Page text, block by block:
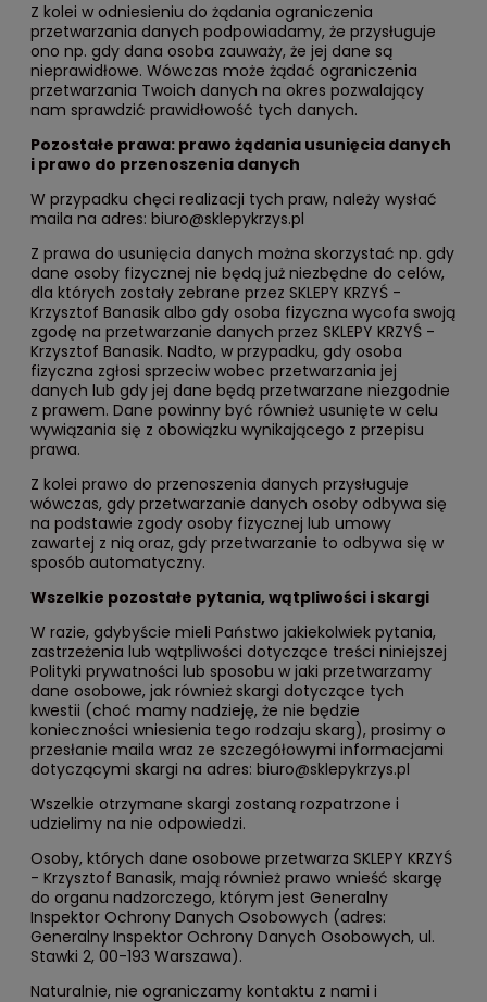
Z kolei w odniesieniu do żądania ograniczenia
przetwarzania danych podpowiadamy, że przysługuje
ono np. gdy dana osoba zauważy, że jej dane są
nieprawidłowe. Wówczas może żądać ograniczenia
przetwarzania Twoich danych na okres pozwalający
nam sprawdzić prawidłowość tych danych.
Pozostałe prawa: prawo żądania usunięcia danych
i prawo do przenoszenia danych
W przypadku chęci realizacji tych praw, należy wysłać
maila na adres: biuro@sklepykrzys.pl
Z prawa do usunięcia danych można skorzystać np. gdy
dane osoby fizycznej nie będą już niezbędne do celów,
dla których zostały zebrane przez SKLEPY KRZYŚ -
Krzysztof Banasik albo gdy osoba fizyczna wycofa swoją
zgodę na przetwarzanie danych przez SKLEPY KRZYŚ -
Krzysztof Banasik. Nadto, w przypadku, gdy osoba
fizyczna zgłosi sprzeciw wobec przetwarzania jej
danych lub gdy jej dane będą przetwarzane niezgodnie
z prawem. Dane powinny być również usunięte w celu
wywiązania się z obowiązku wynikającego z przepisu
prawa.
Z kolei prawo do przenoszenia danych przysługuje
wówczas, gdy przetwarzanie danych osoby odbywa się
na podstawie zgody osoby fizycznej lub umowy
zawartej z nią oraz, gdy przetwarzanie to odbywa się w
sposób automatyczny.
Wszelkie pozostałe pytania, wątpliwości i skargi
W razie, gdybyście mieli Państwo jakiekolwiek pytania,
zastrzeżenia lub wątpliwości dotyczące treści niniejszej
Polityki prywatności lub sposobu w jaki przetwarzamy
dane osobowe, jak również skargi dotyczące tych
kwestii (choć mamy nadzieję, że nie będzie
konieczności wniesienia tego rodzaju skarg), prosimy o
przesłanie maila wraz ze szczegółowymi informacjami
dotyczącymi skargi na adres: biuro@sklepykrzys.pl
Wszelkie otrzymane skargi zostaną rozpatrzone i
udzielimy na nie odpowiedzi.
Osoby, których dane osobowe przetwarza SKLEPY KRZYŚ
- Krzysztof Banasik, mają również prawo wnieść skargę
do organu nadzorczego, którym jest Generalny
Inspektor Ochrony Danych Osobowych (adres:
Generalny Inspektor Ochrony Danych Osobowych, ul.
Stawki 2, 00-193 Warszawa).
Naturalnie, nie ograniczamy kontaktu z nami i